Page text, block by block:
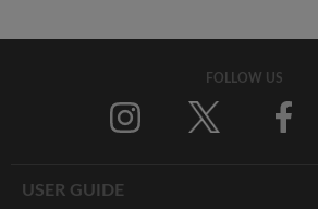
FOLLOW US
USER GUIDE